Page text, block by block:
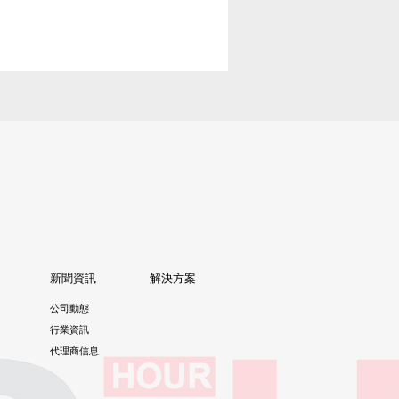
新聞資訊
公司動態
行業資訊
代理商信息
解決方案